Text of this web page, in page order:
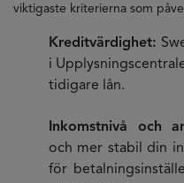
viktigaste kriterierna som
Kreditvärdighet:
i
tidigare lån.
Inkomstnivå och
och mer stabil din
för